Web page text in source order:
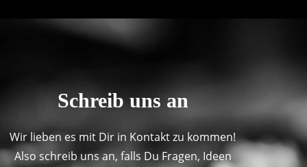
Schreib uns an
Wir lieben es mit Dir in Kontakt zu kommen!
Also schreib uns an, falls Du Fragen, Ideen